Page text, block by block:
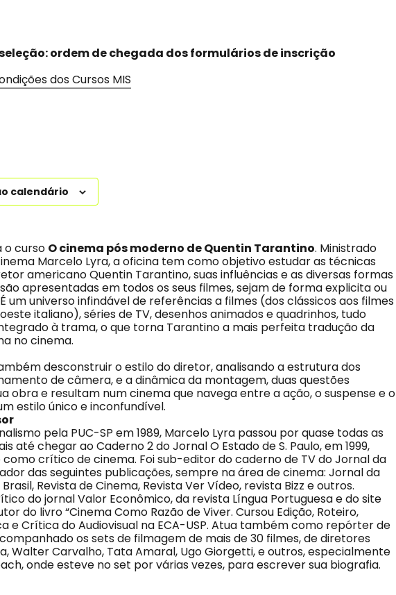
ordem de chegada dos formulários de inscrição
dos Cursos MIS
calendário
o curso O cinema pós moderno de Quentin Tarantino. Ministrado
Marcelo Lyra, a oficina tem como objetivo estudar as técnicas
americano Quentin Tarantino, suas influências e as diversas formas
apresentadas em todos os seus filmes, sejam de forma explicita ou
um universo infindável de referências a filmes (dos clássicos aos filmes
italiano), séries de TV, desenhos animados e quadrinhos, tudo
à trama, o que torna Tarantino a mais perfeita tradução da
no cinema.
desconstruir o estilo do diretor, analisando a estrutura dos
de câmera, e a dinâmica da montagem, duas questões
obra e resultam num cinema que navega entre a ação, o suspense e o
estilo único e inconfundível.
pela PUC-SP em 1989, Marcelo Lyra passou por quase todas as
até chegar ao Caderno 2 do Jornal O Estado de S. Paulo, em 1999,
crítico de cinema. Foi sub-editor do caderno de TV do Jornal da
das seguintes publicações, sempre na área de cinema: Jornal da
Revista de Cinema, Revista Ver Vídeo, revista Bizz e outros.
do jornal Valor Econômico, da revista Língua Portuguesa e do site
do livro “Cinema Como Razão de Viver. Cursou Edição, Roteiro,
e Crítica do Audiovisual na ECA-USP. Atua também como repórter de
os sets de filmagem de mais de 30 filmes, de diretores
Walter Carvalho, Tata Amaral, Ugo Giorgetti, e outros, especialmente
onde esteve no set por várias vezes, para escrever sua biografia.